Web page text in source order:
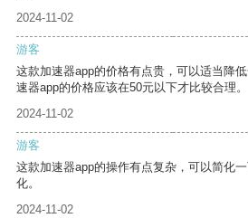
2024-11-02
游客
这款加速器app的价格有点贵，可以适当降
速器app的价格应该在50元以下才比较合理。
2024-11-02
游客
这款加速器app的操作有点复杂，可以简化
化。
2024-11-02